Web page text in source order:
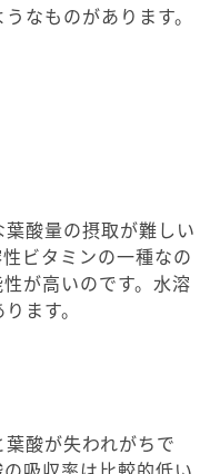
なものがあります。
酸量の摂取が難しい
ビタミンの一種なの
が高いのです。水溶
ます。
酸が失われがちで